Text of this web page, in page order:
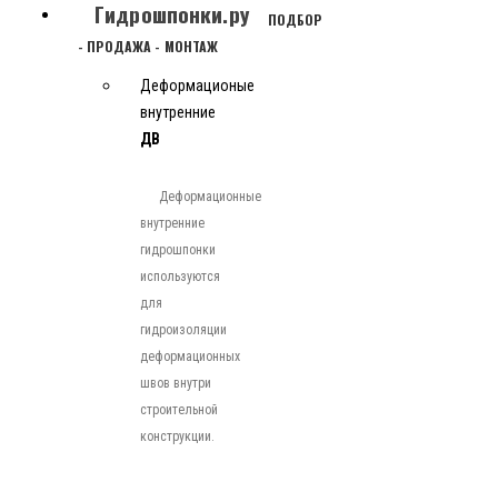
Гидрошпонки.ру
ПОДБОР
- ПРОДАЖА - МОНТАЖ
Деформационые
внутренние
ДВ
Деформационные
внутренние
гидрошпонки
используются
для
гидроизоляции
деформационных
швов внутри
строительной
конструкции.